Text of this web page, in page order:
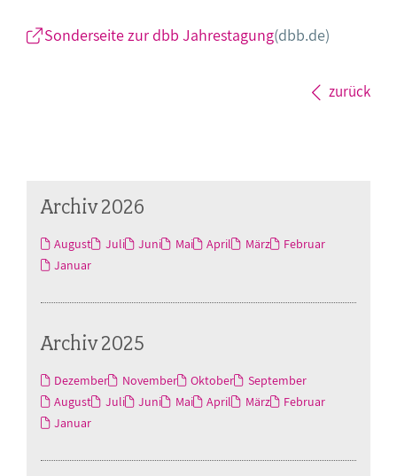
Sonderseite zur dbb Jahrestagung(dbb.de)
zurück
Archiv 2026
August Juli Juni Mai April März
Februar
Januar
Archiv 2025
Dezember November Oktober
September
August
Juli Juni Mai April März
Februar
Januar